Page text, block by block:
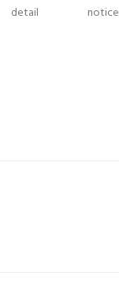
detail notice